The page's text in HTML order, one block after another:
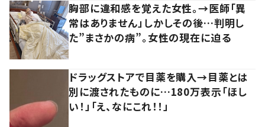
胸部に違和感を覚えた女性。→医師「異
常はありません」しかしその後…判明し
た”まさかの病”。女性の現在に迫る
ドラッグストアで目薬を購入→目薬とは
別に渡されたものに…180万表示「ほし
い！」「え、なにこれ！！」